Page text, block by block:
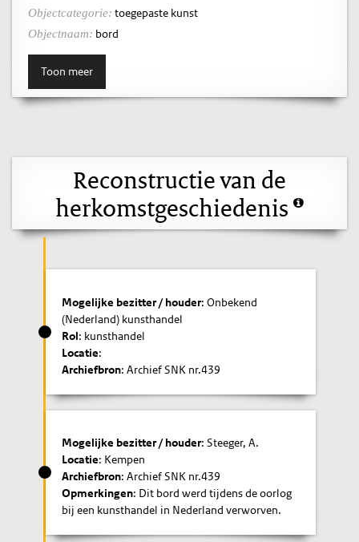
Objectcategorie: toegepaste kunst
Objectnaam: bord
Toon meer
Reconstructie van de
herkomstgeschiedenis
Mogelijke bezitter / houder: Onbekend
(Nederland) kunsthandel
Rol: kunsthandel
Locatie:
Archiefbron: Archief SNK nr.439
Mogelijke bezitter / houder: Steeger, A.
Locatie: Kempen
Archiefbron: Archief SNK nr.439
Opmerkingen: Dit bord werd tijdens de oorlog
bij een kunsthandel in Nederland verworven.